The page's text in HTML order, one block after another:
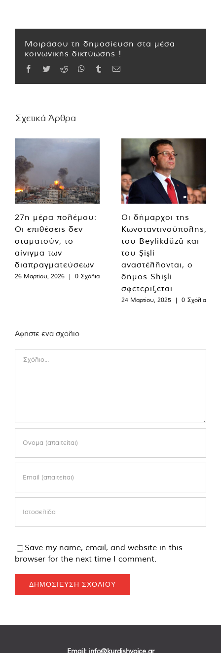
Μοιράσου τη δημοσίευση στα μέσα
κοινωνικής δικτύωσης !
Facebook
TwitterReddit WhatsApp
TumblrEmail
Σχετικά Άρθρα
27η μέρα πολέμου:
Οι επιθέσεις δεν
σταματούν, το
αίνιγμα των
διαπραγματεύσεων
26 Μαρτίου, 2026 | 0 Σχόλια
Οι δήμαρχοι της
Κωνσταντινούπολης,
του Beylikdüzü και
του Şişli
αναστέλλονται, ο
δήμος Shişli
σφετερίζεται
24 Μαρτίου, 2025 | 0 Σχόλια
Αφήστε ένα σχόλιο
Save my name, email, and website in this
browser for the next time I comment.
Email: info@kurdishvoice.gr